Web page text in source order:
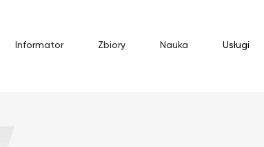
Informator Zbiory Nauka Usługi